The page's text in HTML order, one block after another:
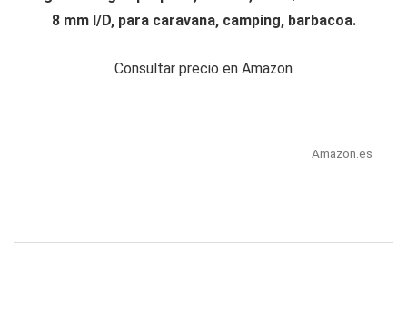
8 mm I/D, para caravana, camping, barbacoa.
Consultar precio en Amazon
Amazon.es